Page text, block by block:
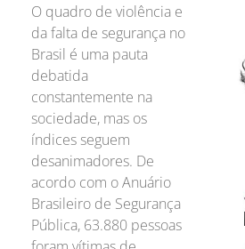
O quadro de violência e
da falta de segurança no
Brasil é uma pauta
debatida
constantemente na
sociedade, mas os
índices seguem
desanimadores. De
acordo com o Anuário
Brasileiro de Segurança
Pública, 63.880 pessoas